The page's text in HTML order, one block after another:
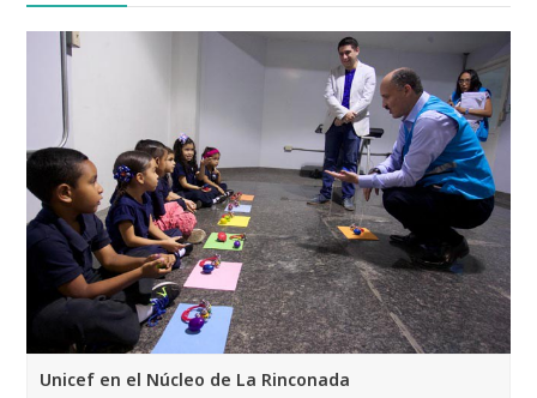
Unicef en el Núcleo de La Rinconada